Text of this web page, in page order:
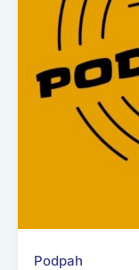
Podpah